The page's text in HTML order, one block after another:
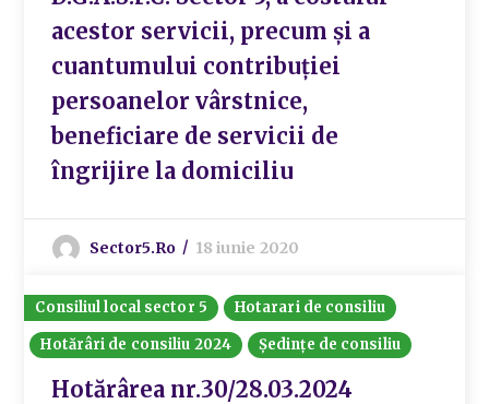
acestor servicii, precum și a
cuantumului contribuției
persoanelor vârstnice,
beneficiare de servicii de
îngrijire la domiciliu
Sector5.ro 18 iunie 2020
Consiliul local sector 5
Hotarari de consiliu
Hotărâri de consiliu 2024
Ședințe de consiliu
Hotărârea nr.30/28.03.2024